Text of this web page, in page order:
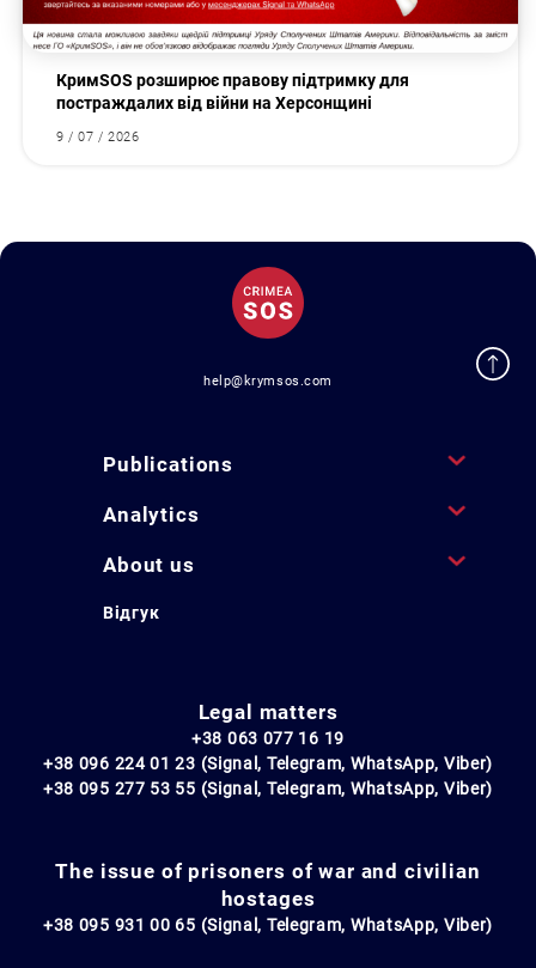
КримSOS розширює правову підтримку для
постраждалих від війни на Херсонщині
9 / 07 / 2026
help@krymsos.com
Publications
Analytics
About us
Відгук
Legal matters
+38 063 077 16 19
+38 096 224 01 23 (Signal, Telegram, WhatsApp, Viber)
+38 095 277 53 55 (Signal, Telegram, WhatsApp, Viber)
The issue of prisoners of war and civilian
hostages
+38 095 931 00 65 (Signal, Telegram, WhatsApp, Viber)